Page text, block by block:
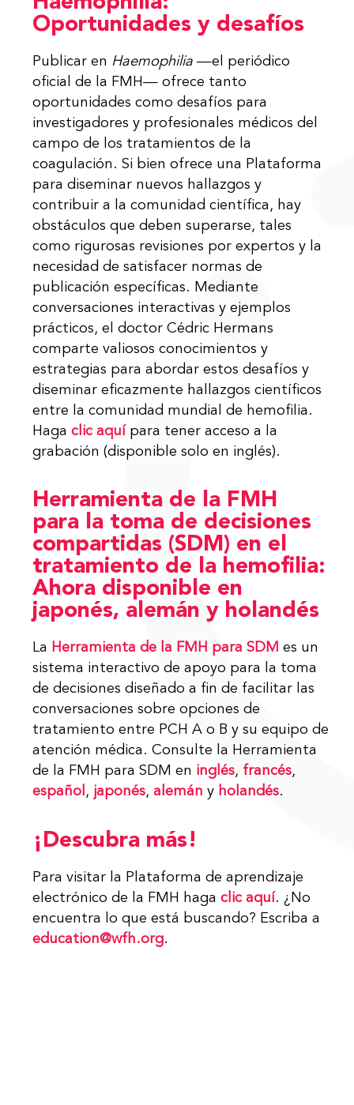
Oportunidades y desafíos
Publicar en Haemophilia—el periódico
oficial de la FMH— ofrece tanto
oportunidades como desafíos para
investigadores y profesionales médicos del
campo de los tratamientos de la
coagulación. Si bien ofrece una Plataforma
para diseminar nuevos hallazgos y
contribuir a la comunidad científica, hay
obstáculos que deben superarse, tales
como rigurosas revisiones por expertos y la
necesidad de satisfacer normas de
publicación específicas. Mediante
conversaciones interactivas y ejemplos
prácticos, el doctor Cédric Hermans
comparte valiosos conocimientos y
estrategias para abordar estos desafíos y
diseminar eficazmente hallazgos científicos
entre la comunidad mundial de hemofilia.
Hagaclic aquí para tener acceso a la
grabación (disponible solo en inglés).
Herramienta de la FMH
para la toma de decisiones
compartidas (SDM) en el
tratamiento de la hemofilia:
Ahora disponible en
japonés, alemán y holandés
La Herramienta de la FMH para SDM es un
sistema interactivo de apoyo para la toma
de decisiones diseñado a fin de facilitar las
conversaciones sobre opciones de
tratamiento entre PCH A o B y su equipo de
atención médica. Consulte la Herramienta
de la FMH para SDM en inglés, francés,
español , japonés,alemán y holandés.
¡Descubra más!
Para visitar la Plataforma de aprendizaje
electrónico de la FMH hagaclic aquí. ¿No
encuentra lo que está buscando? Escriba a
education@wfh.org.